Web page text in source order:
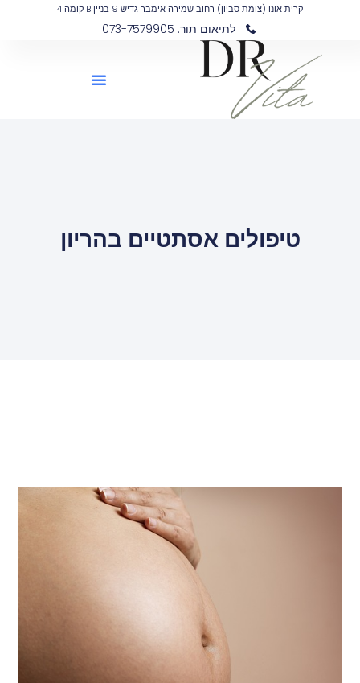
קרית אונו (צומת סביון) רחוב שמירה אימבר גדיש 9 בניין B קומה 4
לתיאום תור: 073-7579905
טיפולים אסתטיים בהריון